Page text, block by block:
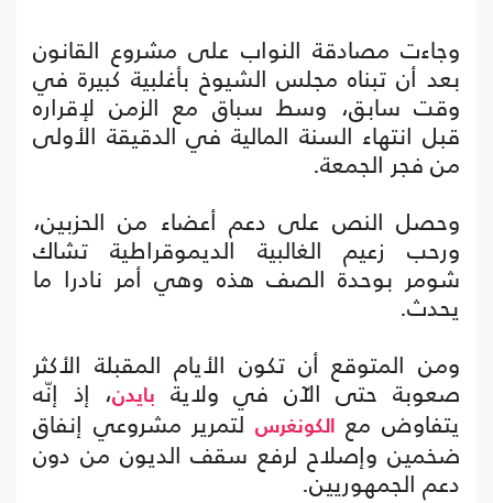
وجاءت مصادقة النواب على مشروع القانون
بعد أن تبناه مجلس الشيوخ بأغلبية كبيرة في
وقت سابق، وسط سباق مع الزمن لإقراره
قبل انتهاء السنة المالية في الدقيقة الأولى
من فجر الجمعة.
وحصل النص على دعم أعضاء من الحزبين،
ورحب زعيم الغالبية الديموقراطية تشاك
شومر بوحدة الصف هذه وهي أمر نادرا ما
يحدث.
ومن المتوقع أن تكون الأيام المقبلة الأكثر
صعوبة حتى الآن في ولاية بايدن، إذ إنّه
يتفاوض مع
الكونغرس
لتمرير مشروعي إنفاق
ضخمين وإصلاح لرفع سقف الديون من دون
دعم الجمهوريين.